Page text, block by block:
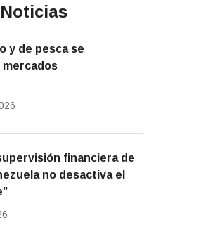
y de pesca se
mercados
financiera de
no desactiva el